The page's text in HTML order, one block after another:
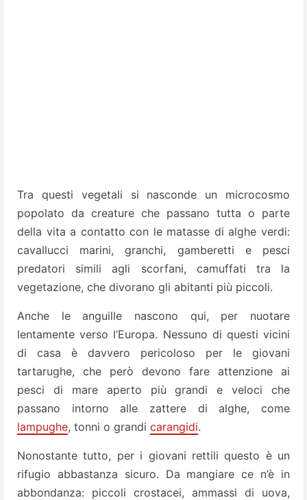
Tra questi vegetali si nasconde un microcosmo
popolato da creature che passano tutta o parte
della vita a contatto con le matasse di alghe verdi:
cavallucci marini, granchi, gamberetti e pesci
predatori simili agli scorfani, camuffati tra la
vegetazione, che divorano gli abitanti più piccoli.
Anche le anguille nascono qui, per nuotare
lentamente verso l’Europa. Nessuno di questi vicini
di casa è davvero pericoloso per le giovani
tartarughe, che però devono fare attenzione ai
pesci di mare aperto più grandi e veloci che
passano intorno alle zattere di alghe, come
lampughe, tonni o grandi carangidi.
Nonostante tutto, per i giovani rettili questo è un
rifugio abbastanza sicuro. Da mangiare ce n’è in
abbondanza: piccoli crostacei, ammassi di uova,